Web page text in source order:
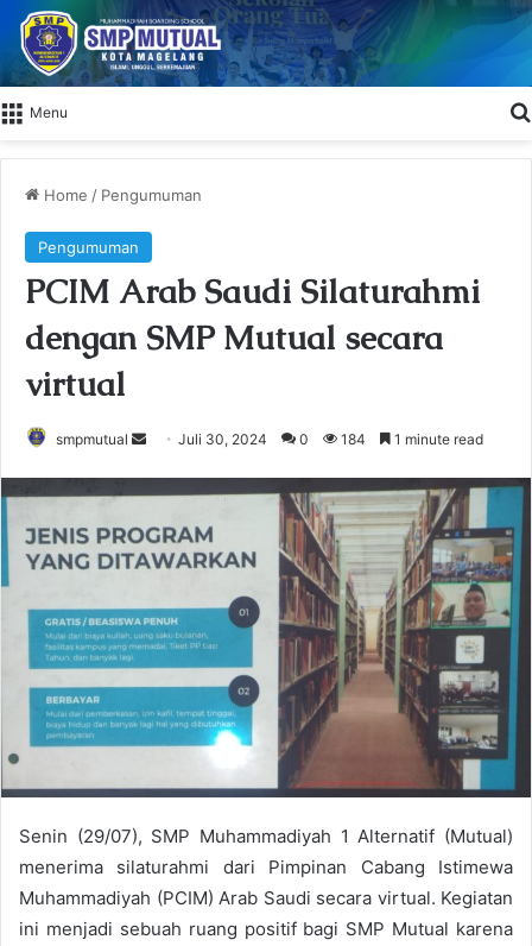
Menu
Home / Pengumuman
Pengumuman
PCIM Arab Saudi Silaturahmi
dengan SMP Mutual secara
virtual
smpmutual
n
d
a
e
m
a
l
Juli 30, 2024 0 184 1 minute read
Senin (29/07), SMP Muhammadiyah 1 Alternatif (Mutual)
menerima silaturahmi dari Pimpinan Cabang Istimewa
Muhammadiyah (PCIM) Arab Saudi secara virtual. Kegiatan
ini menjadi sebuah ruang positif bagi SMP Mutual karena